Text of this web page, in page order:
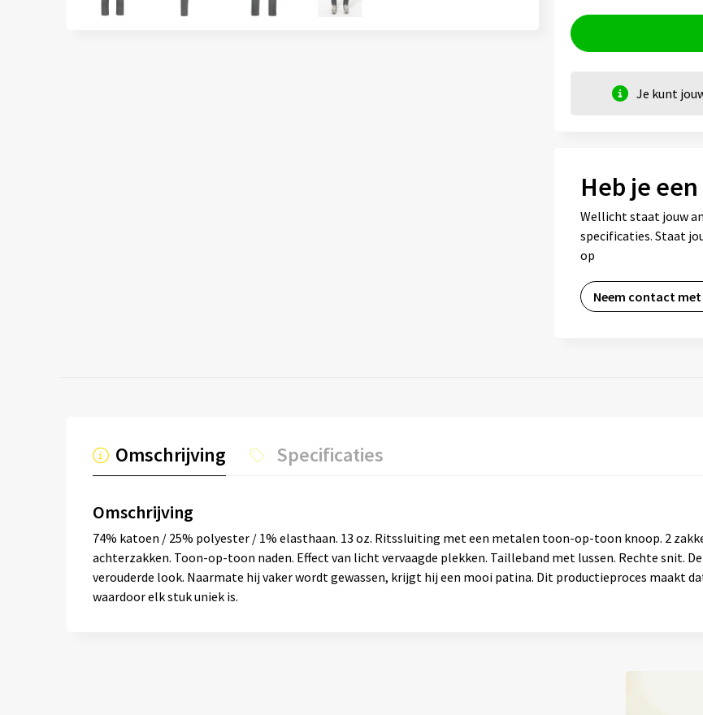
Je kunt
Heb je
Wellicht staat jouw
specificaties. Staat
op
Neem contact met
Omschrijving Specificaties
Omschrijving
74% katoen / 25% polyester / 1% elasthaan. 13 oz. Ritssluiting met een metalen toon-op-toon knoop. 2
achterzakken. Toon-op-toon naden. Effect van licht vervaagde plekken. Tailleband met lussen. Rechte snit.
verouderde look. Naarmate hij vaker wordt gewassen, krijgt hij een mooi patina. Dit productieproces maakt
waardoor elk stuk uniek is.